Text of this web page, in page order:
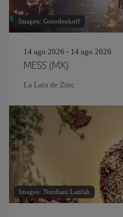
Imagen: Gorodenkoff
14 ago 2026 - 14 ago 2026
MESS (MX)
La Lata de Zinc
Imagen: Nurdiani Latifah